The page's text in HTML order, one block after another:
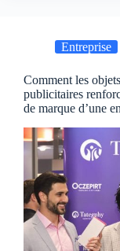
Entreprise
Comment les objets
publicitaires
de marque d’une